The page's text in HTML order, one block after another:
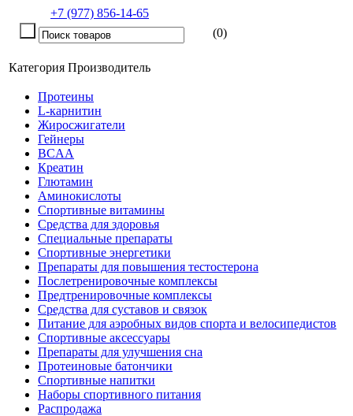
+7 (977) 856-14-65
(0)
Категория Производитель
Протеины
L-карнитин
Жиросжигатели
Гейнеры
BCAA
Креатин
Глютамин
Аминокислоты
Спортивные витамины
Средства для здоровья
Специальные препараты
Спортивные энергетики
Препараты для повышения тестостерона
Послетренировочные комплексы
Предтренировочные комплексы
Средства для суставов и связок
Питание для аэробных видов спорта и велосипедистов
Спортивные аксессуары
Препараты для улучшения сна
Протеиновые батончики
Спортивные напитки
Наборы спортивного питания
Распродажа